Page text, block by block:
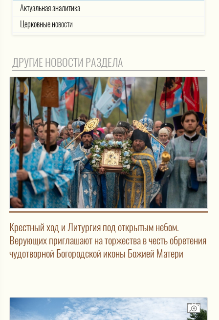
Актуальная аналитика
Церковные новости
ДРУГИЕ НОВОСТИ РАЗДЕЛА
Крестный ход и Литургия под открытым небом.
Верующих приглашают на торжества в честь обретения
чудотворной Богородской иконы Божией Матери